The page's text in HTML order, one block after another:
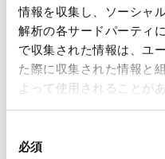
情報を収集し、ソーシャ
解析の各サードパーティ
で収集された情報は、ユ
た際に収集された情報と
よって使用されることが
必須
クタ
NRLY2111F-7.5AAA-1
NRLY形サーキットプロテクタ 電流引
外し 2極 中速形 NRLY2111F-7.5AAA-1